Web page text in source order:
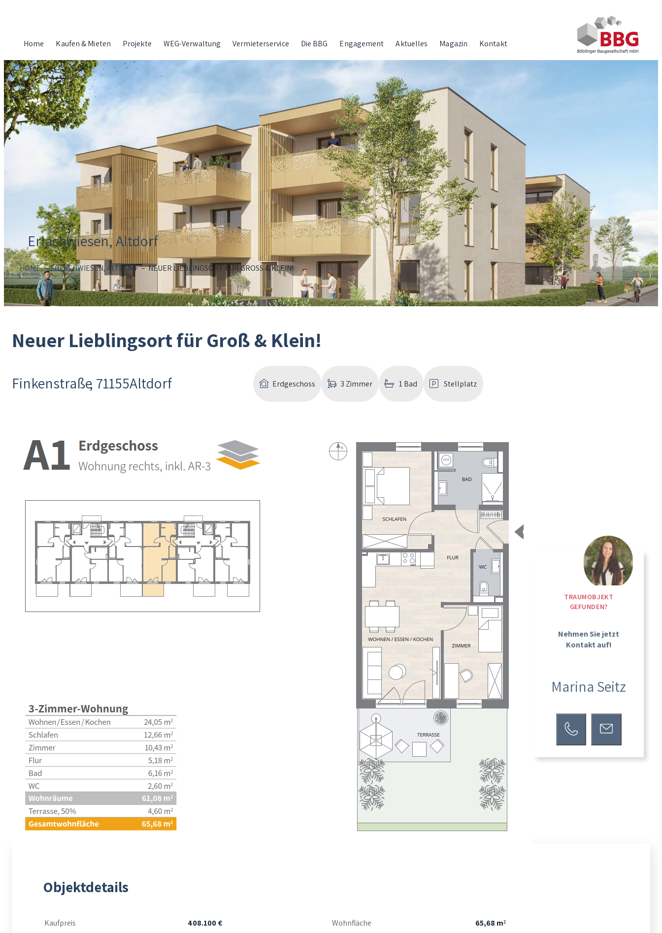
Home Kaufen & Mieten Projekte WEG-Verwaltung Vermieterservice Die BBG Engagement Aktuelles Magazin Kontakt
Erlachwiesen, Altdorf
HOME–ERLACHWIESEN, ALTDORF–NEUER LIEBLINGSORT FÜR GROSS & KLEIN!
Neuer Lieblingsort für Groß & Klein!
Finkenstraße 71155Altdorf Erdgeschoss 3 Zimmer 1 Bad Stellplatz
Objektdetails
Kaufpreis 408.100 € Wohnfläche 65,68 m²
TRAUMOBJEKT
GEFUNDEN?
Nehmen Sie jetzt
Kontakt auf!
Marina Seitz